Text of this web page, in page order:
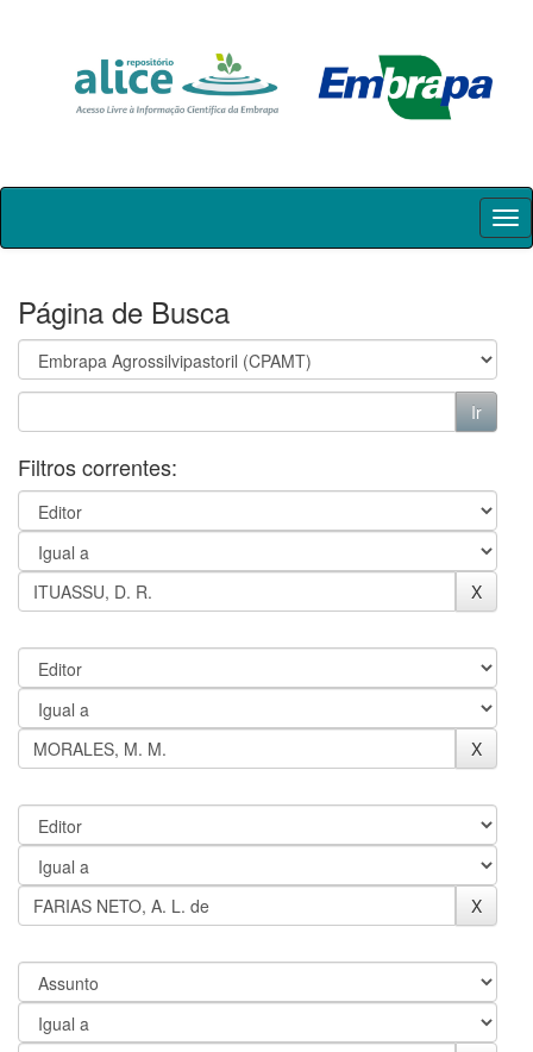
Skip
Página de Busca
Filtros correntes: